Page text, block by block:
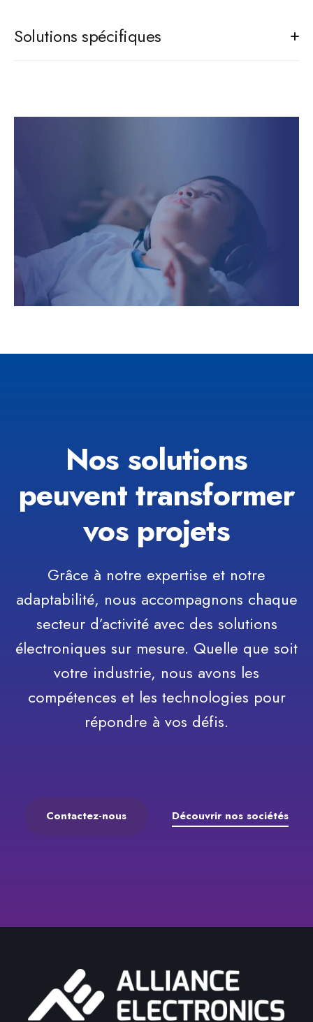
Solutions spécifiques
Nos solutions
peuvent transformer
vos projets
Grâce à notre expertise et notre
adaptabilité, nous accompagnons chaque
secteur d’activité avec des solutions
électroniques sur mesure. Quelle que soit
votre industrie, nous avons les
compétences et les technologies pour
répondre à vos défis.
Contactez-nous Découvrir nos sociétés